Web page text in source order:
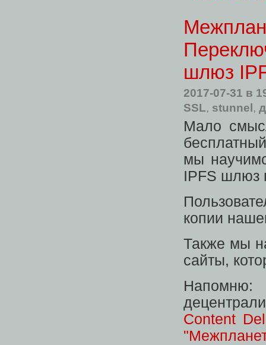
шлюз
2017-07-31 в
SSL, stunnel,
Мало
мы
IPFS шлюз
копии
Также мы
сайты,
Content